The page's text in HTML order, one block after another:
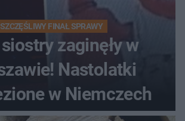
SZCZĘŚLIWY FINAŁ SPRAWY
zaginęły w
Nastolatki
w Niemczech